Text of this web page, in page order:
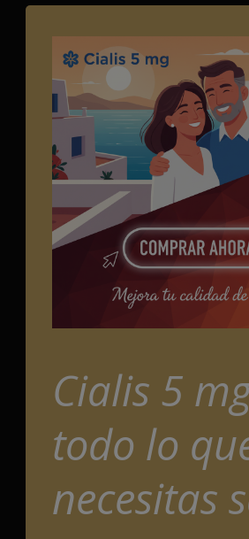
Cialis 5
todo lo
necesitas